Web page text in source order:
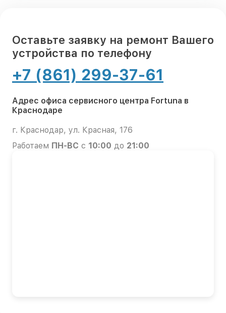
Оставьте заявку на ремонт Вашего
устройства по телефону
+7 (861) 299-37-61
Адрес офиса сервисного центра Fortuna в
Краснодаре
г. Краснодар, ул. Красная, 176
Работаем ПН-ВС с 10:00 до 21:00